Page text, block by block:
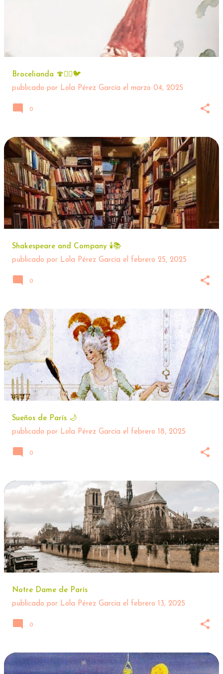
Brocelianda 🍄🧚‍♀️🐦
publicado por Lola Pérez García el marzo 04, 2025
0
Shakespeare and Company 🕯📚
publicado por Lola Pérez García el febrero 25, 2025
0
Sueños de París 🌙
publicado por Lola Pérez García el febrero 18, 2025
0
Notre Dame de París
publicado por Lola Pérez García el febrero 13, 2025
0